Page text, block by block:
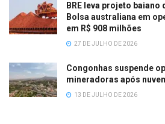
BRE leva projeto baiano
Bolsa australiana em
em R$ 908 milhões
27 DE JULHO DE 2026
Congonhas suspende
mineradoras após
13 DE JULHO DE 2026